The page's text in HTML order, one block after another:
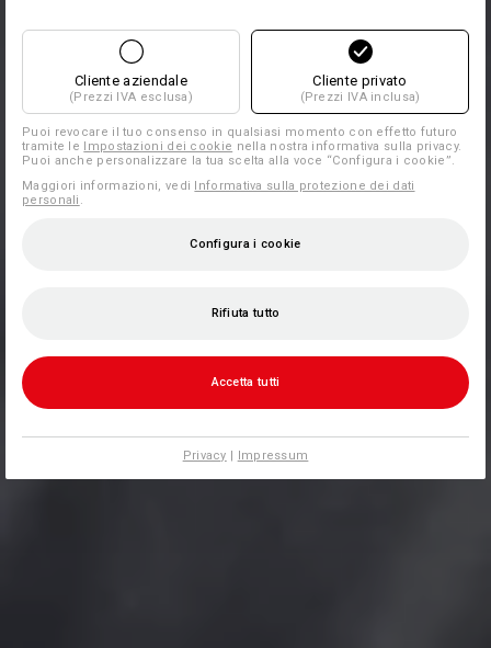
Cliente aziendale
(Prezzi IVA esclusa)
Cliente privato
(Prezzi IVA inclusa)
Puoi revocare il tuo consenso in qualsiasi momento con effetto futuro
tramite le Impostazioni dei cookie nella nostra informativa sulla privacy.
Puoi anche personalizzare la tua scelta alla voce “Configura i cookie”.
Maggiori informazioni, vedi Informativa sulla protezione dei dati
personali .
Configura i cookie
Rifiuta tutto
Accetta tutti
Privacy | Impressum